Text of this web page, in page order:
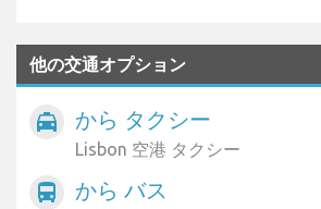
他の交通オプション
local_taxi から タクシー
Lisbon 空港 タクシー
directions_bus から バス